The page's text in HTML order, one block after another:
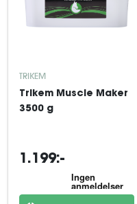
TRIKEM
Trikem Muscle Maker
3500 g
1.199:-